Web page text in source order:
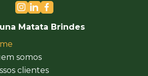
Matata Brindes
somos
clientes